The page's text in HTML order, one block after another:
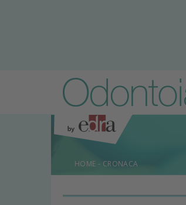
HOME - CRONACA